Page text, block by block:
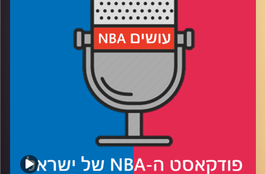
רבע 2: האם דאלאס בנויה נכון או בנויה על לוקה? ומה הקשר
בין נבחרת ישראל בכדורסל למאבקי הפלייאוף של פורטלנד?
רבע 3: מחפשים משמעות – כמה משמעותי ג׳וליוס רנדל
לניקס, כמה משמעותית עבור הניקס העונה הנוכחית וכמה
רבע 4: דיווח על קטטה בלוד – האולפן סער כשהעלנו לדיון
את השימוש המופרז העונה ב-Load Management